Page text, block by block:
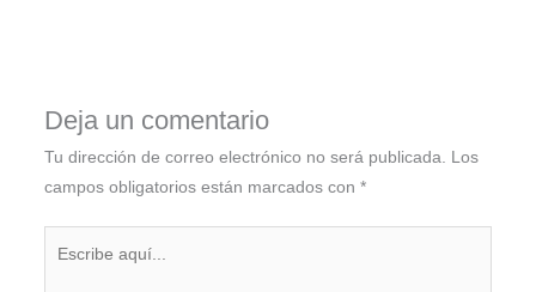
Deja un comentario
Tu dirección de correo electrónico no será publicada.
Los
campos obligatorios están marcados con *